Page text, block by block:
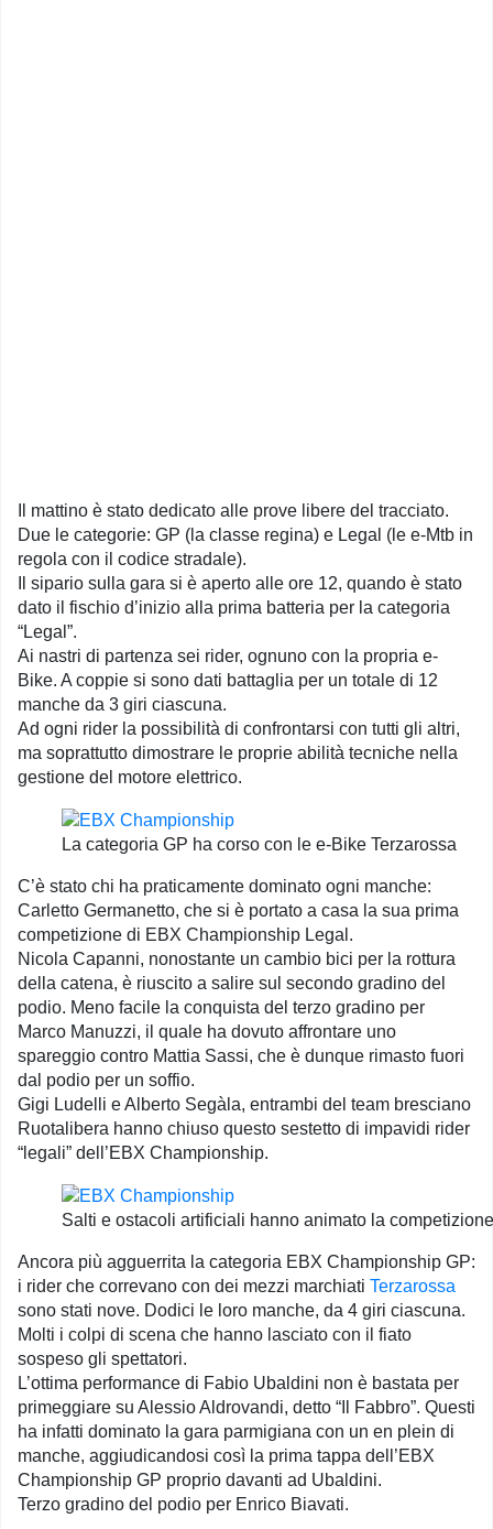
Il mattino è stato dedicato alle prove libere del tracciato.
Due le categorie: GP (la classe regina) e Legal (le e-Mtb in
regola con il codice stradale).
Il sipario sulla gara si è aperto alle ore 12, quando è stato
dato il fischio d’inizio alla prima batteria per la categoria
“Legal”.
Ai nastri di partenza sei rider, ognuno con la propria e-
Bike. A coppie si sono dati battaglia per un totale di 12
manche da 3 giri ciascuna.
Ad ogni rider la possibilità di confrontarsi con tutti gli altri,
ma soprattutto dimostrare le proprie abilità tecniche nella
gestione del motore elettrico.
La categoria GP ha corso con le e-Bike Terzarossa
C’è stato chi ha praticamente dominato ogni manche:
Carletto Germanetto, che si è portato a casa la sua prima
competizione di EBX Championship Legal.
Nicola Capanni, nonostante un cambio bici per la rottura
della catena, è riuscito a salire sul secondo gradino del
podio. Meno facile la conquista del terzo gradino per
Marco Manuzzi, il quale ha dovuto affrontare uno
spareggio contro Mattia Sassi, che è dunque rimasto fuori
dal podio per un soffio.
Gigi Ludelli e Alberto Segàla, entrambi del team bresciano
Ruotalibera hanno chiuso questo sestetto di impavidi rider
“legali” dell’EBX Championship.
Salti e ostacoli artificiali hanno animato la competizione
Ancora più agguerrita la categoria EBX Championship GP:
i rider che correvano con dei mezzi marchiati Terzarossa
sono stati nove. Dodici le loro manche, da 4 giri ciascuna.
Molti i colpi di scena che hanno lasciato con il fiato
sospeso gli spettatori.
L’ottima performance di Fabio Ubaldini non è bastata per
primeggiare su Alessio Aldrovandi, detto “Il Fabbro”. Questi
ha infatti dominato la gara parmigiana con un en plein di
manche, aggiudicandosi così la prima tappa dell’EBX
Championship GP proprio davanti ad Ubaldini.
Terzo gradino del podio per Enrico Biavati.